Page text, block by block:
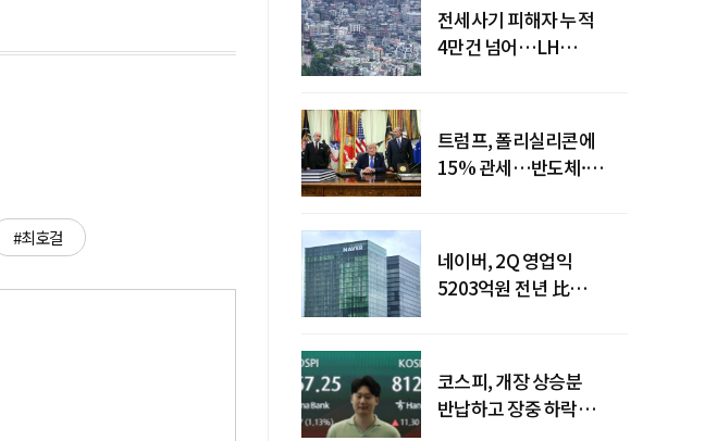
#최호걸
전세사기 피해자 누적
4만건 넘어…LH
트럼프, 폴리실리콘에
15% 관세…반도체·
네이버, 2Q 영업익
5203억원 전년 比
코스피, 개장 상승분
반납하고 장중 하락